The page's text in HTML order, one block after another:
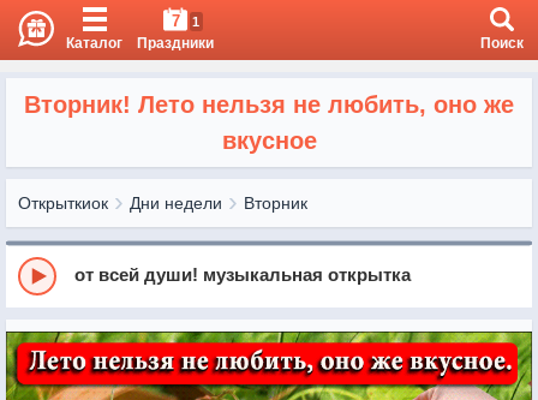
Каталог
7 1
Праздники Поиск
Вторник! Лето нельзя не любить, оно же
вкусное
Открыткиок Дни недели Вторник
от всей души! музыкальная открытка